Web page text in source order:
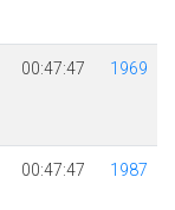
00:47:47 1969
00:47:47 1987